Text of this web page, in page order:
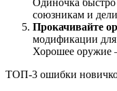
Одиночка
союзникам и
Прокачивайте
модификации
Хорошее оружие
ТОП-3 ошибки